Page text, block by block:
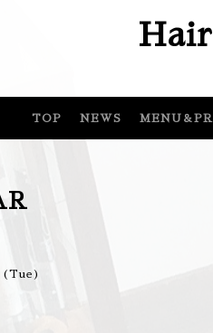
県埴科
TOP NEWS MENU＆
(Tue)